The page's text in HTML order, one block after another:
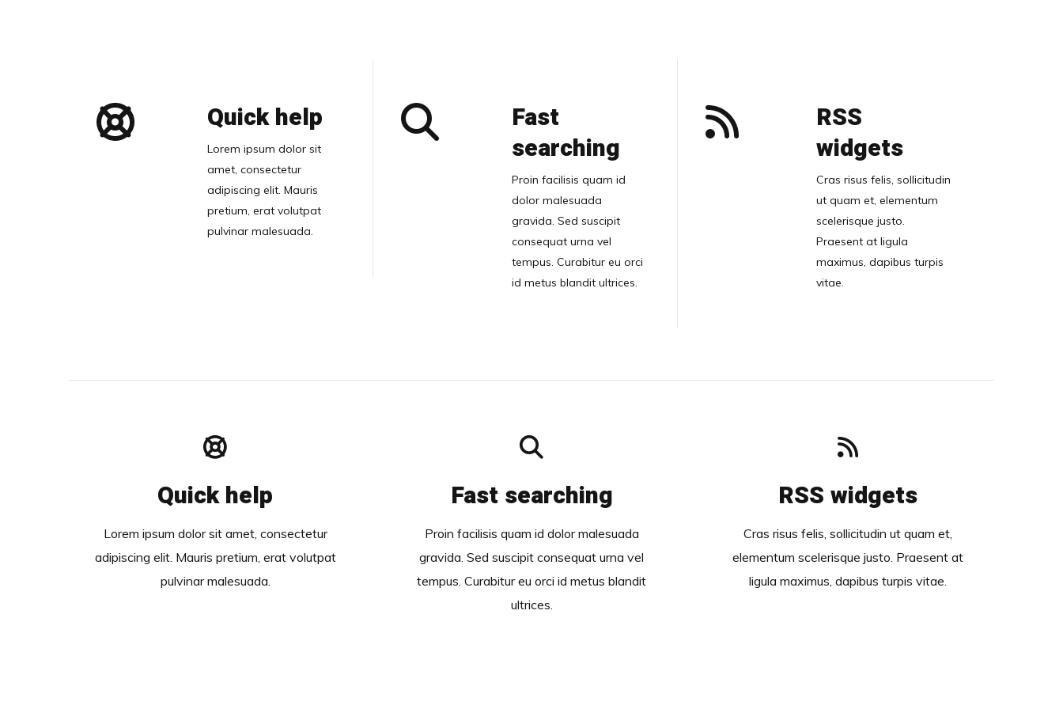
Quick help
Lorem ipsum dolor sit
amet, consectetur
adipiscing elit. Mauris
pretium, erat volutpat
pulvinar malesuada.
Fast
searching
Proin facilisis quam id
dolor malesuada
gravida. Sed suscipit
consequat urna vel
tempus. Curabitur eu orci
id metus blandit ultrices.
RSS
widgets
Cras risus felis, sollicitudin
ut quam et, elementum
scelerisque justo.
Praesent at ligula
maximus, dapibus turpis
vitae.
Quick help
Lorem ipsum dolor sit amet, consectetur
adipiscing elit. Mauris pretium, erat volutpat
pulvinar malesuada.
Fast searching
Proin facilisis quam id dolor malesuada
gravida. Sed suscipit consequat urna vel
tempus. Curabitur eu orci id metus blandit
ultrices.
RSS widgets
Cras risus felis, sollicitudin ut quam et,
elementum scelerisque justo. Praesent at
ligula maximus, dapibus turpis vitae.